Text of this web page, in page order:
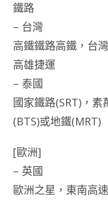
鐵路
– 台灣
高鐵鐵路高鐵，台
高雄捷運
– 泰國
國家鐵路(SRT)，
(BTS)或地鐵(MRT)
[歐洲]
– 英國
歐洲之星，東南高